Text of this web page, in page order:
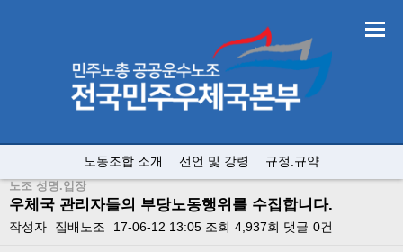
노동조합 소개 선언 및 강령 규정.규약
노조 성명.입장
우체국 관리자들의 부당노동행위를 수집합니다.
작성자 집배노조 17-06-12 13:05 조회 4,937회 댓글 0건